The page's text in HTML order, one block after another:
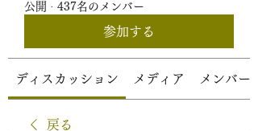
公開 · 437名のメンバー
参加する
ディスカッション メディア メンバー
戻る